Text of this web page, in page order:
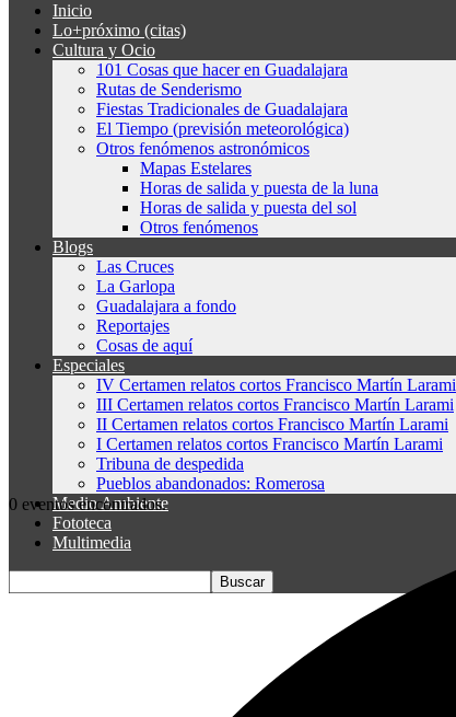
Inicio
Lo+próximo (citas)
Cultura y Ocio
101 Cosas que hacer en Guadalajara
Rutas de Senderismo
Fiestas Tradicionales de Guadalajara
El Tiempo (previsión meteorológica)
Otros fenómenos astronómicos
Mapas Estelares
Horas de salida y puesta de la luna
Horas de salida y puesta del sol
Otros fenómenos
Blogs
Las Cruces
La Garlopa
Guadalajara a fondo
Reportajes
Cosas de aquí
Especiales
IV Certamen relatos cortos Francisco Martín Larami
III Certamen relatos cortos Francisco Martín Larami
II Certamen relatos cortos Francisco Martín Larami
I Certamen relatos cortos Francisco Martín Larami
Tribuna de despedida
Pueblos abandonados: Romerosa
Medio Ambiente
Fototeca
Multimedia
0 eventos encontrados.